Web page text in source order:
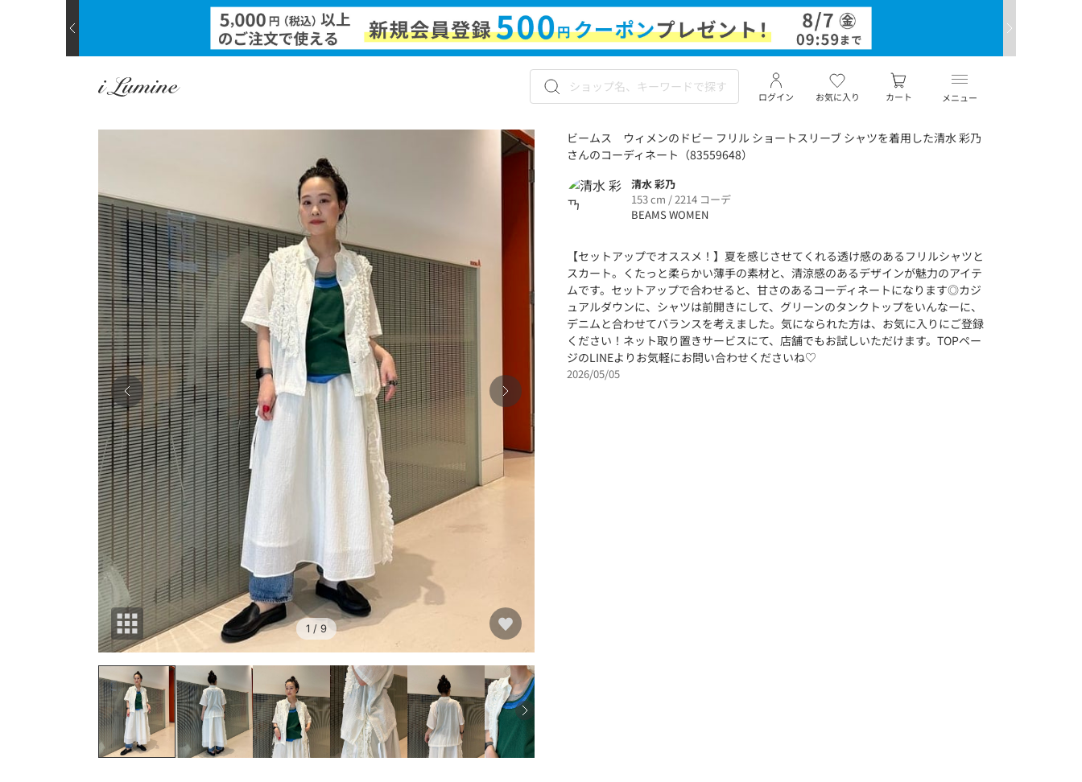
メニュー
お気に入り
ログイン カート
1 / 9
ビームス ウィメンのドビー フリル ショートスリーブ シャツを着用した清水 彩乃
さんのコーディネート（83559648）
清水 彩乃
153 cm / 2214 コーデ
BEAMS WOMEN
【セットアップでオススメ！】夏を感じさせてくれる透け感のあるフリルシャツと
スカート。くたっと柔らかい薄手の素材と、清涼感のあるデザインが魅力のアイテ
ムです。セットアップで合わせると、甘さのあるコーディネートになります◎カジ
ュアルダウンに、シャツは前開きにして、グリーンのタンクトップをいんなーに、
デニムと合わせてバランスを考えました。気になられた方は、お気に入りにご登録
ください！ネット取り置きサービスにて、店舗でもお試しいただけます。TOPペー
ジのLINEよりお気軽にお問い合わせくださいね♡
2026/05/05